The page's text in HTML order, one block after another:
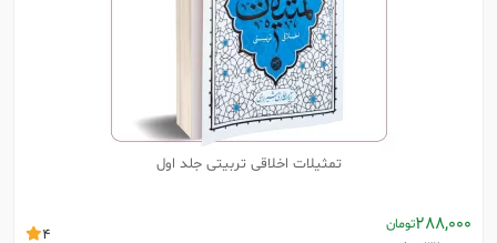
تمثیلات اخلاقی تربیتی جلد اول
288,000تومان
4